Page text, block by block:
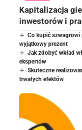
Kapitalizacja
inwestorów i
Co kupić szwagrowi
wyjątkowy prezent
Jak zdobyć wkład
ekspertów
Skuteczne
trwałych efektów